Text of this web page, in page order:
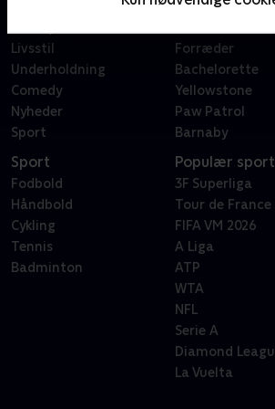
Livsstil
Underholdning
Comedy
Nyheder
Sport
X Factor
Forræder
Bachelorette
Yellowstone
Paw Patrol
Barnaby
Sport
Fodbold
Håndbold
Cykling
Tennis
Badminton
Populær sport
3F Superliga
Tour de France
FIFA VM 2026
A Liga
ATP
WTA
NFL
Serie A
Diamond
La Vuelta